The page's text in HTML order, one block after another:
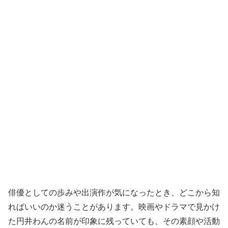
俳優としての歩みや出演作が気になったとき、どこから知
ればいいのか迷うことがあります。映画やドラマで見かけ
た円井わんの名前が印象に残っていても、その素顔や活動